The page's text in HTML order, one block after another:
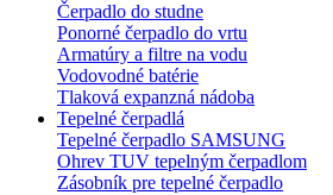
Čerpadlo do studne
Ponorné čerpadlo do vrtu
Armatúry a filtre na vodu
Vodovodné batérie
Tlaková expanzná nádoba
Tepelné čerpadlá
Tepelné čerpadlo SAMSUNG
Ohrev TUV tepelným čerpadlom
Zásobník pre tepelné čerpadlo